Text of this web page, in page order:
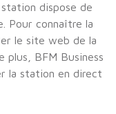
dispose de
Pour connaître la
le site web de la
plus, BFM Business
la station en direct